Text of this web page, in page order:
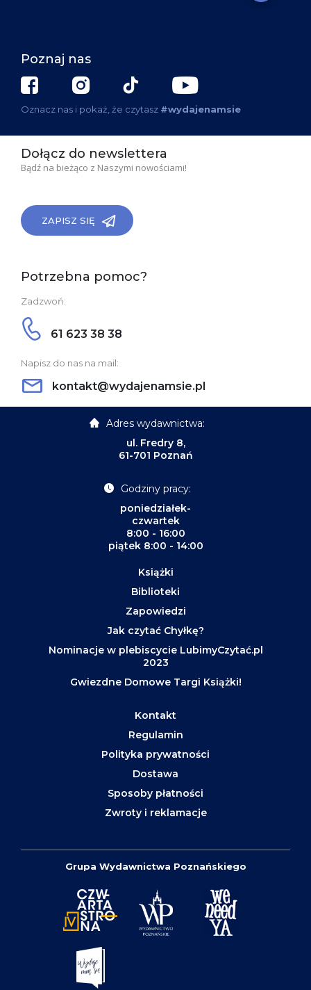
Poznaj nas
Oznacz nas i pokaż, że czytasz #wydajenamsie
Dołącz do newslettera
Bądź na bieżąco z Naszymi nowościami!
ZAPISZ SIĘ
Potrzebna pomoc?
Zadzwoń:
61 623 38 38
Napisz do nas na mail:
kontakt@wydajenamsie.pl
Adres wydawnictwa:
ul. Fredry 8,
61-701 Poznań
Godziny pracy:
poniedziałek-
czwartek
8:00 - 16:00
piątek 8:00 - 14:00
Książki
Biblioteki
Zapowiedzi
Jak czytać Chyłkę?
Nominacje w plebiscycie LubimyCzytać.pl
2023
Gwiezdne Domowe Targi Książki!
Kontakt
Regulamin
Polityka prywatności
Dostawa
Sposoby płatności
Zwroty i reklamacje
Grupa Wydawnictwa Poznańskiego